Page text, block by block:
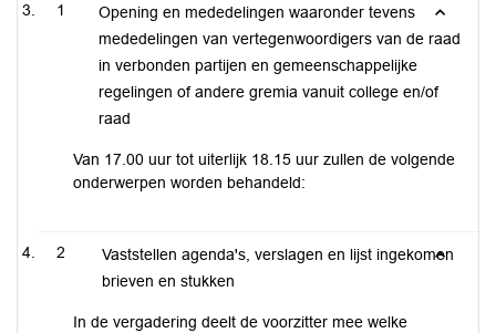
1
Opening en mededelingen waaronder tevens
mededelingen van vertegenwoordigers van de raad
in verbonden partijen en gemeenschappelijke
regelingen of andere gremia vanuit college en/of
raad
Van 17.00 uur tot uiterlijk 18.15 uur zullen de volgende
onderwerpen worden behandeld:
2
Vaststellen agenda's, verslagen en lijst ingekomen
brieven en stukken
In de vergadering deelt de voorzitter mee welke